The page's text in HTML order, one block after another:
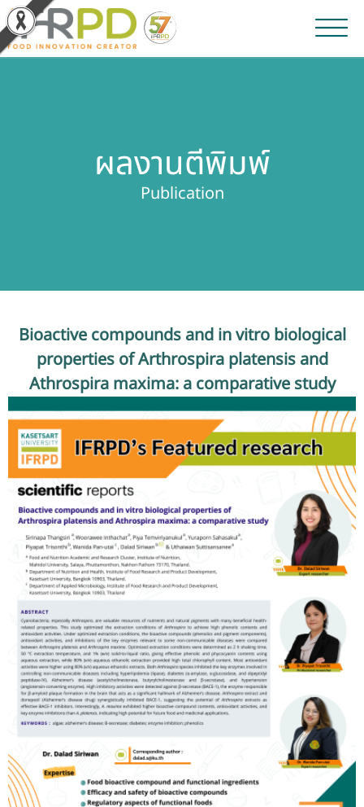
ผลิตภัณฑ์และจำหน่าย
เกี่ยวกับสถาบัน
บุคลากรสถาบัน
รับข้อร้องเรียนและข้อเสนอแนะ
ระบบสารสนเทศ (ใน)
ติดต่อเรา
สายตรงผู้บริหาร
ผลงานตีพิมพ์
Publication
Bioactive compounds and in vitro biological
properties of Arthrospira platensis and
Athrospira maxima: a comparative study